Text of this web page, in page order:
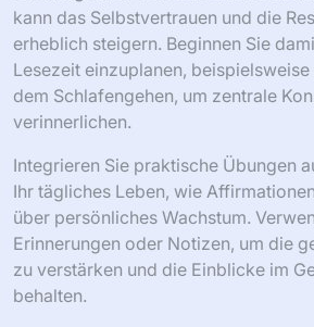
können.